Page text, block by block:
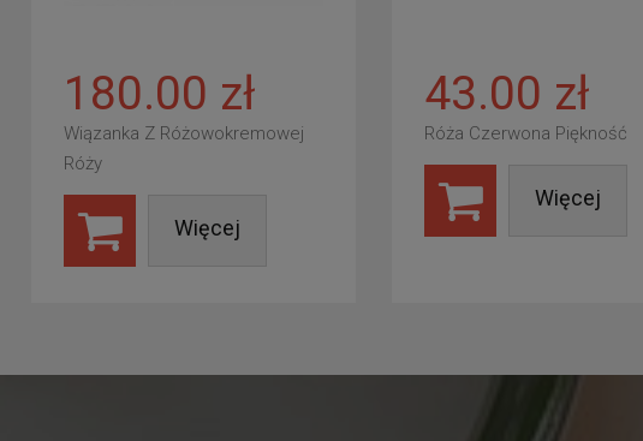
180.00 zł
Wiązanka Z Różowokremowej
Róży
Więcej
43.00 zł
Róża Czerwona Piękność
Więcej